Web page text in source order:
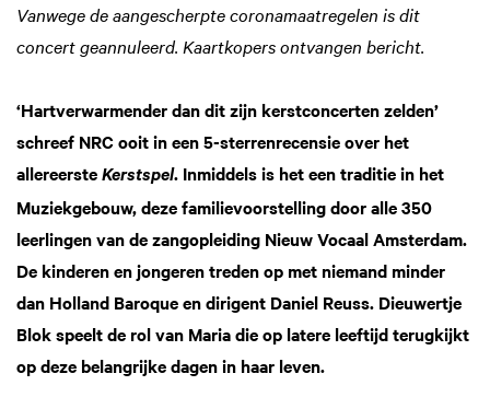
Vanwege de aangescherpte coronamaatregelen is dit
concert geannuleerd. Kaartkopers ontvangen bericht.
‘Hartverwarmender dan dit zijn kerstconcerten zelden’
schreef NRC ooit in een 5-sterrenrecensie over het
allereerste Kerstspel. Inmiddels is het een traditie in het
Muziekgebouw, deze familievoorstelling door alle 350
leerlingen van de zangopleiding Nieuw Vocaal Amsterdam.
De kinderen en jongeren treden op met niemand minder
dan Holland Baroque en dirigent Daniel Reuss. Dieuwertje
Blok speelt de rol van Maria die op latere leeftijd terugkijkt
op deze belangrijke dagen in haar leven.